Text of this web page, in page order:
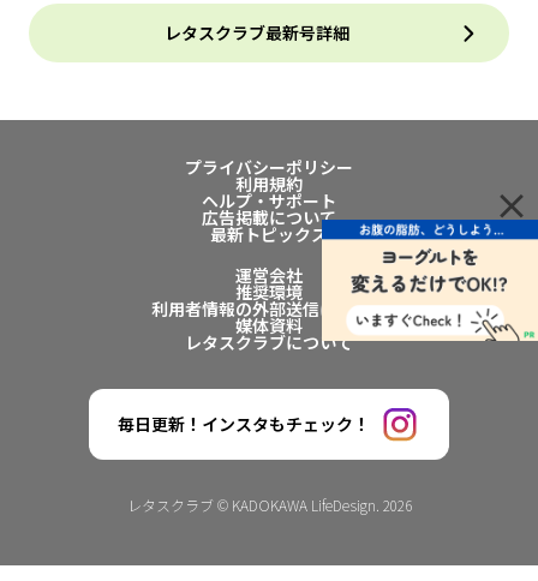
レタスクラブ最新号詳細
プライバシーポリシー
利用規約
ヘルプ・サポート
広告掲載について
最新トピックス
運営会社
推奨環境
利用者情報の外部送信について
媒体資料
レタスクラブについて
毎日更新！インスタもチェック！
レタスクラブ © KADOKAWA LifeDesign. 2026
×